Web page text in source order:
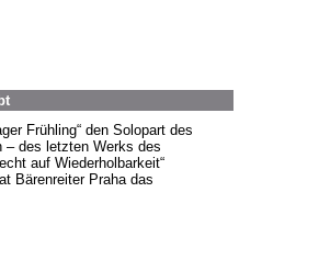
Frühling“ den Solopart des
– des letzten Werks des
auf Wiederholbarkeit“
Bärenreiter Praha das